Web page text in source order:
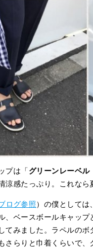
プは「グリーンレーベル
涼感たっぷり。これなら
ログ参照）の僕としては
、ベースボールキャッ
てみました。ラペルの
さらりと巾着くらいで